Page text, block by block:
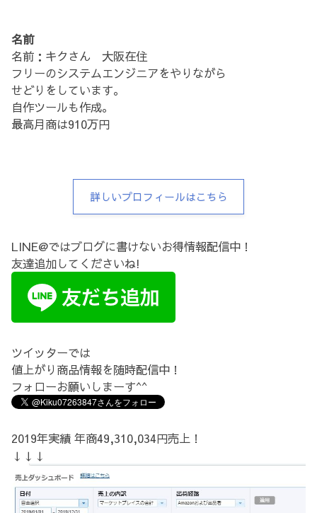
名前
名前：キクさん 大阪在住
フリーのシステムエンジニアをやりながら
せどりをしています。
自作ツールも作成。
最高月商は910万円
詳しいプロフィールはこちら
LINE@ではブログに書けないお得情報配信中！
友達追加してくださいね!
ツイッターでは
値上がり商品情報を随時配信中！
フォローお願いしまーす^^
2019年実績 年商49,310,034円売上！
↓↓↓